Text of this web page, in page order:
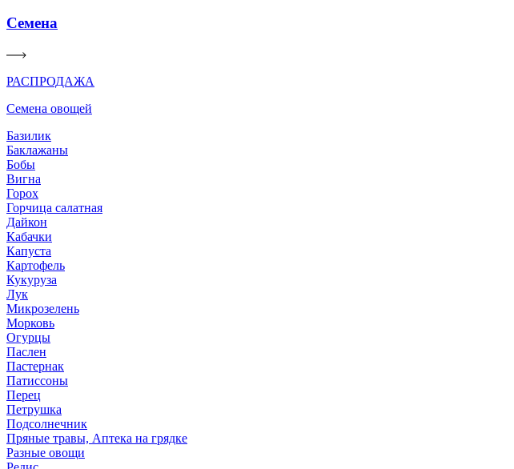
Семена
РАСПРОДАЖА
Семена овощей
Базилик
Баклажаны
Бобы
Вигна
Горох
Горчица салатная
Дайкон
Кабачки
Капуста
Картофель
Кукуруза
Лук
Микрозелень
Морковь
Огурцы
Паслен
Пастернак
Патиссоны
Перец
Петрушка
Подсолнечник
Пряные травы, Аптека на грядке
Разные овощи